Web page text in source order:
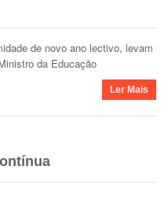
de novo ano lectivo, levam
da Educação
Ler Mais